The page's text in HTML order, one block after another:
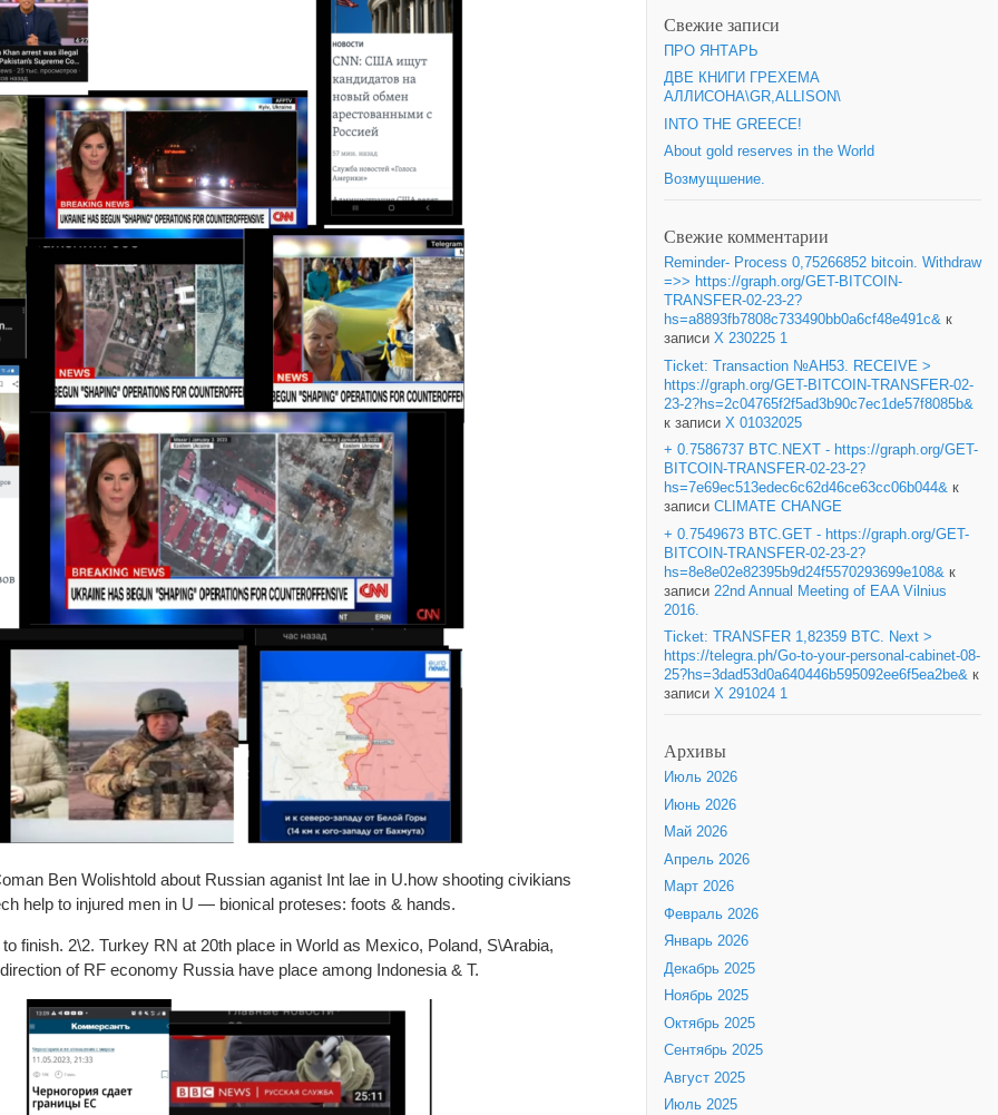
Ben Wolishtold about Russian aganist Int lae in U.how shooting civikians
help to injured men in U — bionical proteses: foots & hands.
finish. 2\2. Turkey RN at 20th place in World as Mexico, Poland, S\Arabia,
of RF economy Russia have place among Indonesia & T.
Свежие записи
ПРО ЯНТАРЬ
ДВЕ КНИГИ ГРЕХЕМА
АЛЛИСОНА\GR,ALLISON\
INTO THE GREECE!
About gold reserves in the World
Возмущшение.
Свежие комментарии
Reminder- Process 0,75266852 bitcoin. Withdraw
=>> https://graph.org/GET-BITCOIN-
TRANSFER-02-23-2?
hs=a8893fb7808c733490bb0a6cf48e491c& к
записи X 230225 1
Ticket: Transaction №AH53. RECEIVE >
https://graph.org/GET-BITCOIN-TRANSFER-02-
23-2?hs=2c04765f2f5ad3b90c7ec1de57f8085b&
к записи X 01032025
+ 0.7586737 BTC.NEXT - https://graph.org/GET-
BITCOIN-TRANSFER-02-23-2?
hs=7e69ec513edec6c62d46ce63cc06b044& к
записи CLIMATE CHANGE
+ 0.7549673 BTC.GET - https://graph.org/GET-
BITCOIN-TRANSFER-02-23-2?
hs=8e8e02e82395b9d24f5570293699e108& к
записи 22nd Annual Meeting of EAA Vilnius
2016.
Ticket: TRANSFER 1,82359 BTC. Next >
https://telegra.ph/Go-to-your-personal-cabinet-08-
25?hs=3dad53d0a640446b595092ee6f5ea2be& к
записи X 291024 1
Архивы
Июль 2026
Июнь 2026
Май 2026
Апрель 2026
Март 2026
Февраль 2026
Январь 2026
Декабрь 2025
Ноябрь 2025
Октябрь 2025
Сентябрь 2025
Август 2025
Июль 2025